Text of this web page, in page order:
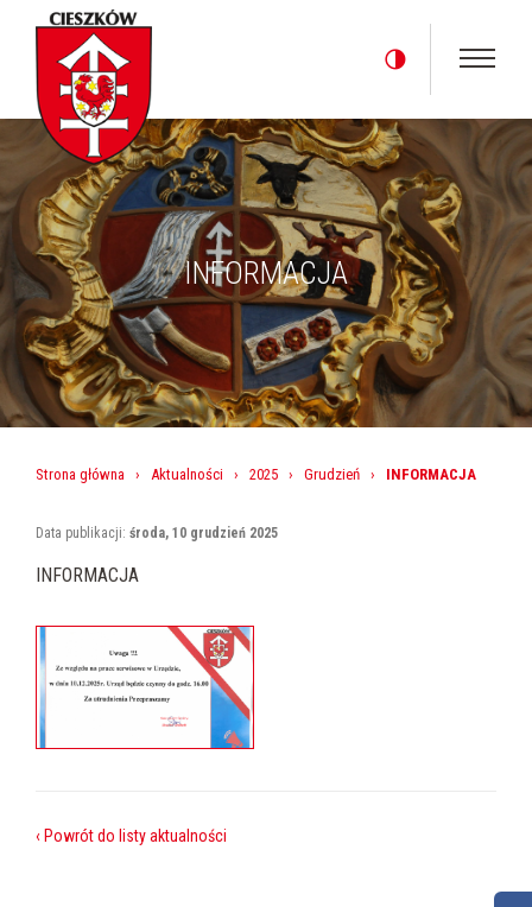
INFORMACJA
Strona główna › Aktualności › 2025 › Grudzień › INFORMACJA
Data publikacji: środa, 10 grudzień 2025
INFORMACJA
‹ Powrót do listy aktualności